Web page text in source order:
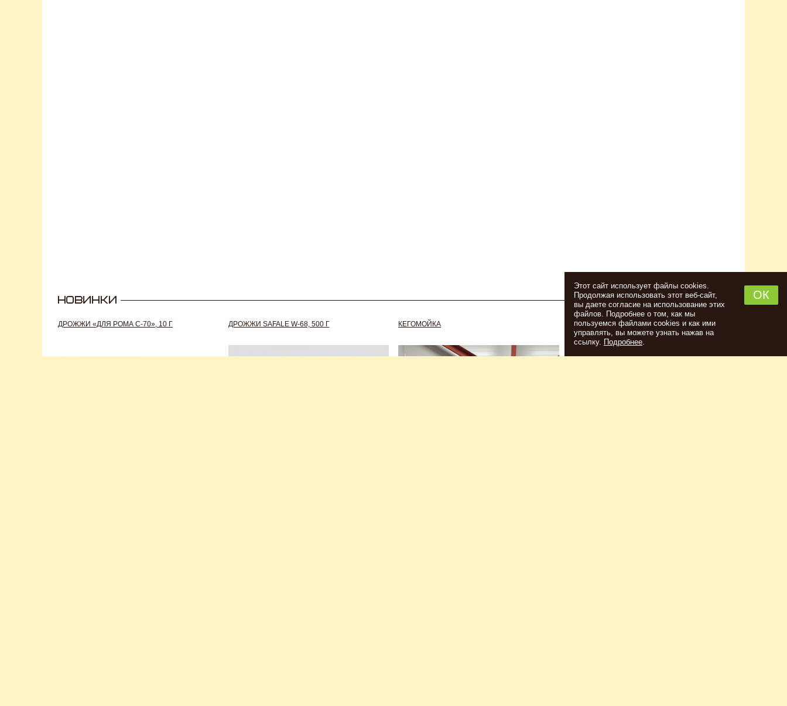
ДРОЖЖИ «ДЛЯ РОМА C-70», 10 Г ДРОЖЖИ SAFALE W-68, 500 Г КЕГОМОЙКА
НАБОР ТРАВ И СПЕЦИЙ ШОТЛАНДСКИЙ
ВИСКИ
Этот сайт использует файлы cookies.
Продолжая использовать этот веб-сайт,
вы даете согласие на использование этих
файлов. Подробнее о том, как мы
пользуемся файлами cookies и как ими
управлять, вы можете узнать нажав на
ссылку. Подробнее
ОК